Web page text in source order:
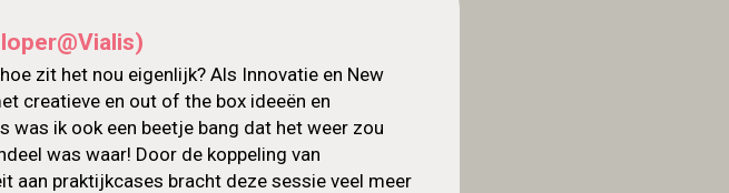
zit het nou eigenlijk? Als Innovatie en New
creatieve en out of the box ideeën en
ik ook een beetje bang dat het weer zou
was waar! Door de koppeling van
aan praktijkcases bracht deze sessie veel meer